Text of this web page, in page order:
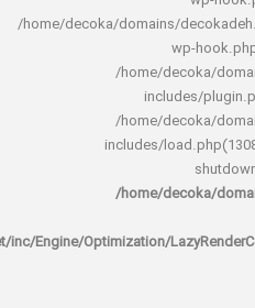
/home/decoka/
/home/
/home/
includes/
/home/
rocket/inc/Engine/Optimization/